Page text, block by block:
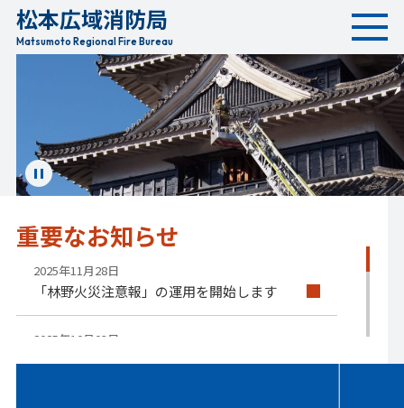
松本広域消防局
Matsumoto Regional Fire Bureau
ス
ラ
ド
を
止
す
重要なお知らせ
2025年11月28日
「林野火災注意報」の運用を開始します
2025年10月03日
「マイナ救急」の運用を開始しました